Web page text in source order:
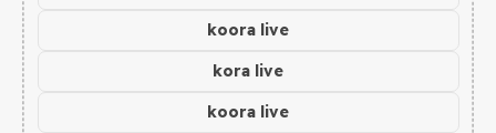
koora live
kora live
koora live